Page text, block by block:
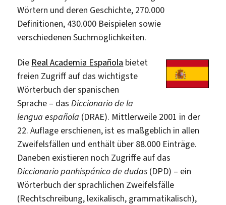
Wörtern und deren Geschichte, 270.000
Definitionen, 430.000 Beispielen sowie
verschiedenen Suchmöglichkeiten.
Die Real Academia Española bietet
freien Zugriff auf das wichtigste
Wörterbuch der spanischen
Sprache – dasDiccionario de la
lengua española (DRAE). Mittlerweile 2001 in der
22. Auflage erschienen, ist es maßgeblich in allen
Zweifelsfällen und enthält über 88.000 Einträge.
Daneben existieren noch Zugriffe auf das
Diccionario panhispánico de dudas (DPD) – ein
Wörterbuch der sprachlichen Zweifelsfälle
(Rechtschreibung, lexikalisch, grammatikalisch),